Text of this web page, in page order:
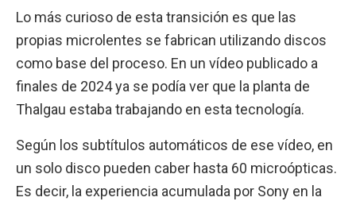
Lo más curioso de esta transición es que las
propias microlentes se fabrican utilizando discos
como base del proceso. En un vídeo publicado a
finales de 2024 ya se podía ver que la planta de
Thalgau estaba trabajando en esta tecnología.
Según los subtítulos automáticos de ese vídeo, en
un solo disco pueden caber hasta 60 microópticas.
Es decir, la experiencia acumulada por Sony en la